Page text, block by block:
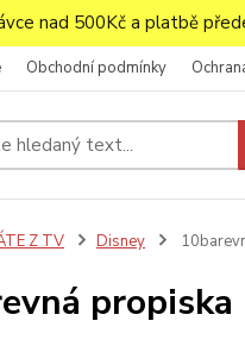
nad 500Kč a platbě
Obchodní podmínky
Z TV Disney